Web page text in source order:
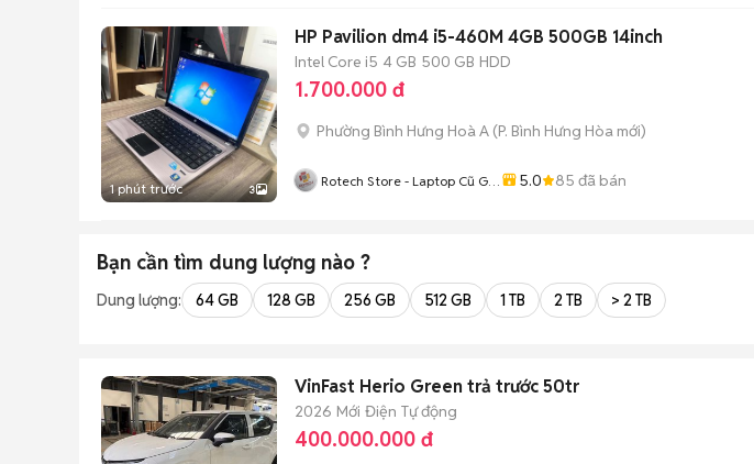
1 phút trước 3
HP Pavilion dm4 i5-460M 4GB 500GB 14inch
Intel Core i5 4 GB 500 GB HDD
1.700.000 đ
Phường Bình Hưng Hoà A (P. Bình Hưng Hòa mới)
Rotech Store - Laptop Cũ Giá
5.0 85 đã bán
Bạn cần tìm dung lượng nào ?
Dung lượng: 64 GB 128 GB 256 GB 512 GB 1 TB 2 TB > 2 TB
VinFast Herio Green trả trước 50tr
2026 Mới Điện Tự động
400.000.000 đ